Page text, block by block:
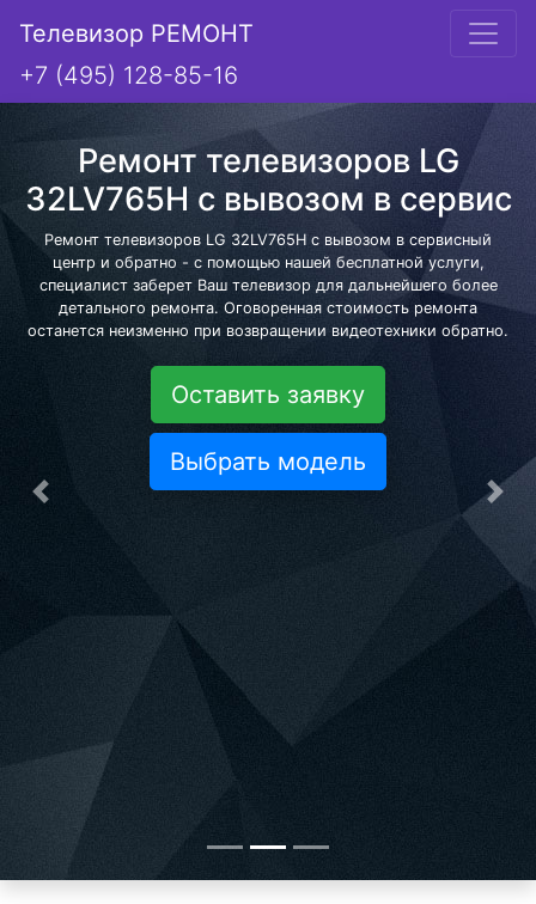
Телевизор РЕМОНТ
+7 (495) 128-85-16
Ремонт телевизоров LG
32LV765H с вывозом в сервис
Ремонт телевизоров LG 32LV765H с вывозом в сервисный
центр и обратно - с помощью нашей бесплатной услуги,
специалист заберет Ваш телевизор для дальнейшего более
детального ремонта. Оговоренная стоимость ремонта
останется неизменно при возвращении видеотехники обратно.
Оставить заявку
Выбрать модель
Предыдущая